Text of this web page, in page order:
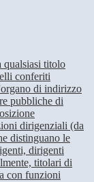
qualsiasi titolo
conferiti
di indirizzo
pubbliche di
dirigenziali (da
distinguano le
dirigenti
titolari di
con funzioni